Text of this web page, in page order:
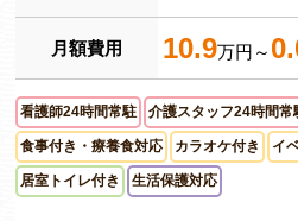
月額費用 10.9万円～
看護師24時間常駐 介護スタッフ24時間常
食事付き・療養食対応 カラオケ付き イ
居室トイレ付き 生活保護対応